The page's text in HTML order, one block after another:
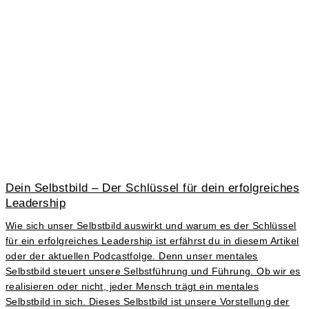
Dein Selbstbild – Der Schlüssel für dein erfolgreiches
Leadership
Wie sich unser Selbstbild auswirkt und warum es der Schlüssel
für ein erfolgreiches Leadership ist erfährst du in diesem Artikel
oder der aktuellen Podcastfolge. Denn unser mentales
Selbstbild steuert unsere Selbstführung und Führung. Ob wir es
realisieren oder nicht, jeder Mensch trägt ein mentales
Selbstbild in sich. Dieses Selbstbild ist unsere Vorstellung der